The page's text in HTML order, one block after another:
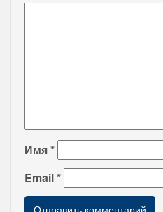
Имя*
Email*